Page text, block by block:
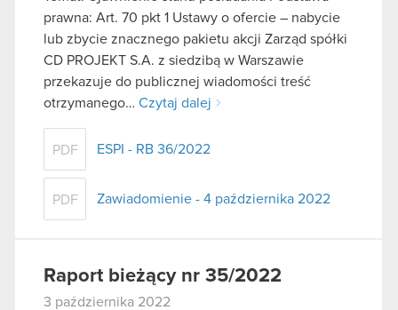
prawna: Art. 70 pkt 1 Ustawy o ofercie – nabycie
lub zbycie znacznego pakietu akcji Zarząd spółki
CD PROJEKT S.A. z siedzibą w Warszawie
przekazuje do publicznej wiadomości treść
otrzymanego… Czytaj dalej
PDF ESPI - RB 36/2022
PDF Zawiadomienie - 4 października 2022
Raport bieżący nr 35/2022
3 października 2022